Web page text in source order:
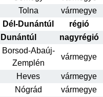
Tolna
vármegye
Dél-Dunántúl
régió
Dunántúl
nagyrégió
Borsod-Abaúj-
Zemplén
vármegye
Heves vármegye
Nógrád
vármegye